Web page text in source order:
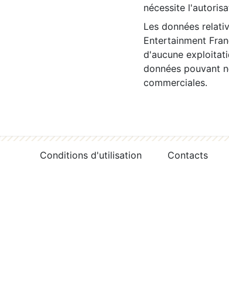
nécessite
Les données
Entertainment
d'aucune
données pouvant
commerciales.
Conditions d'utilisation Contacts